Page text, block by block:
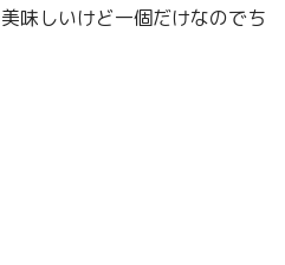
味しいけど一個だけなのでち